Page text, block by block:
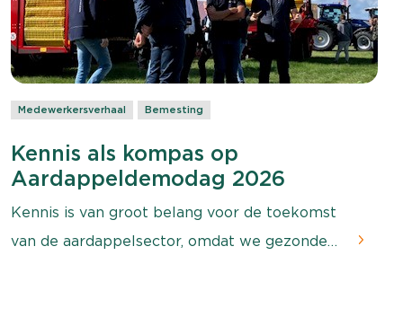
Medewerkersverhaal Bemesting
Kennis als kompas op
Aardappeldemodag 2026
Kennis is van groot belang voor de toekomst
van de aardappelsector, omdat we gezonde